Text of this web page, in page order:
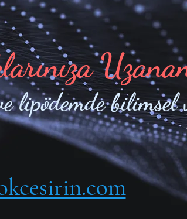
lipödemde bilimsel